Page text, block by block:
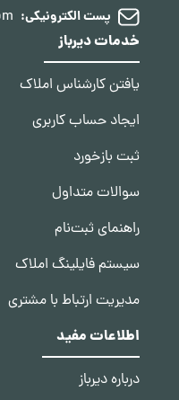
پست الکترونیکی:
خدمات دیرباز
یافتن کارشناس املاک
ایجاد حساب کاربری
ثبت بازخورد
سوالات متداول
راهنمای ثبت‌نام
سیستم فایلینگ املاک
مدیریت ارتباط با مشتری
اطلاعات مفید
درباره دیرباز